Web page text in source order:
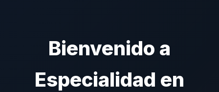
Bienvenido a
Especialidad en